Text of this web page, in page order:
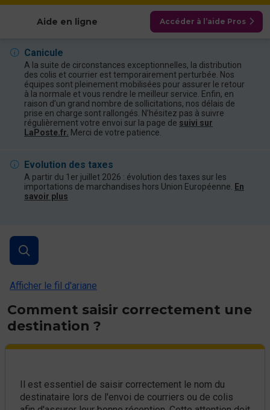
Aide en ligne Accéder à l’aide Pros
Canicule
A la suite de circonstances exceptionnelles, la distribution
des colis et courrier est temporairement perturbée. Nos
équipes sont pleinement mobilisées pour assurer le retour
à la normale et vous rendre le meilleur service. Enfin, en
raison d’un grand nombre de sollicitations, nos délais de
prise en charge sont rallongés. N’hésitez pas à suivre
régulièrement votre envoi sur la page de suivi sur
LaPoste.fr. Merci de votre patience.
Evolution des taxes
A partir du 1er juillet 2026 : évolution des taxes sur les
importations de marchandises hors Union Européenne.
En
savoir plus
Afficher le fil d'ariane
Comment saisir correctement une
destination ?
Il est essentiel de saisir correctement le nom du
destinataire lors de l'envoi de courriers ou de colis